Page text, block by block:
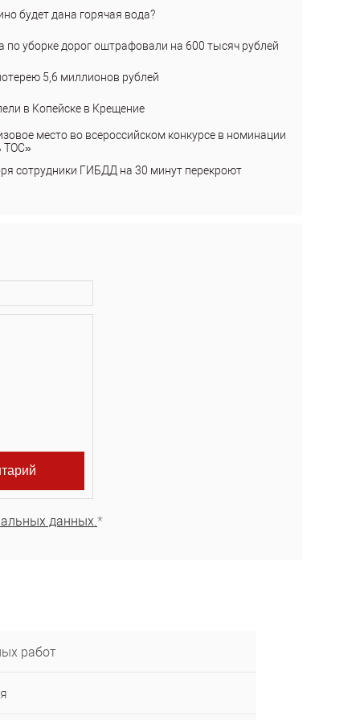
будет дана горячая вода?
по уборке дорог оштрафовали на 600 тысяч рублей
5,6 миллионов рублей
в Копейске в Крещение
место во всероссийском конкурсе в номинации
ТОС»
сотрудники ГИБДД на 30 минут перекроют
данных.*
работ